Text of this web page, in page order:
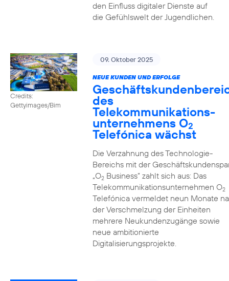
den Einfluss digitaler Dienste auf
die Gefühlswelt der Jugendlichen.
Credits:
Gettyimages/Bim
09. Oktober 2025
NEUE KUNDEN UND ERFOLGE
des
Telekommunikations­
unternehmens O2
Telefónica wächst
Die Verzahnung des Technologie-
Bereichs mit der
„O2Business” zahlt sich aus: Das
Telekommunikationsunternehmen O2
Telefónica vermeldet neun Monate
der Verschmelzung der Einheiten
mehrere Neukundenzugänge sowie
neue ambitionierte
Digitalisierungsprojekte.